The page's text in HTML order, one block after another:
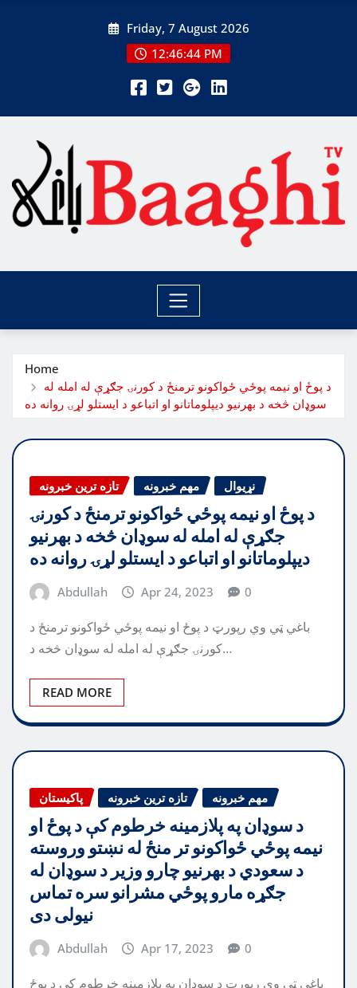
Friday, 7 August 2026
12:46:45 PM
Home
د پوځ او نیمه پوځي ځواکونو ترمنځ د کورنۍ جګړې له امله له
سوډان څخه د بهرنیو دیپلوماتانو او اتباعو د ایستلو لړۍ روانه ده
تازه ترین خبرونه مهم خبرونه نړیوال
د پوځ او نیمه پوځي ځواکونو ترمنځ د کورنۍ
جګړې له امله له سوډان څخه د بهرنیو
دیپلوماتانو او اتباعو د ایستلو لړۍ روانه ده
Abdullah Apr 24, 2023 0
باغي ټي وي رپورټ د پوځ او نیمه پوځي ځواکونو ترمنځ د
کورنۍ جګړې له امله له سوډان څخه د…
READ MORE
پاکیستان تازه ترین خبرونه مهم خبرونه
د سوډان په پلازمینه خرطوم کې د پوځ او
نیمه پوځي ځواکونو تر منځ له نښتو وروسته
د سعودي د بهرنیو چارو وزیر د سوډان له
جګړه مارو پوځي مشرانو سره تماس
نیولی دی
Abdullah Apr 17, 2023 0
باغی ټی وی رپورټ د سوډان په پلازمینه خرطوم کې د پوځ